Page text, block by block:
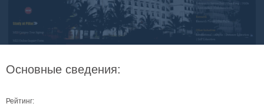
Основные сведения:
Рейтинг: